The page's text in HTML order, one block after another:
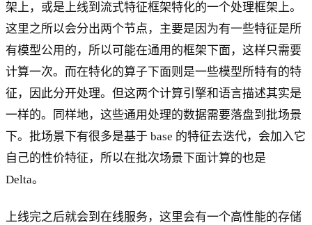
架上，或是上线到流式特征框架特化的一个处理框架上。
这里之所以会分出两个节点，主要是因为有一些特征是所
有模型公用的，所以可能在通用的框架下面，这样只需要
计算一次。而在特化的算子下面则是一些模型所特有的特
征，因此分开处理。但这两个计算引擎和语言描述其实是
一样的。同样地，这些通用处理的数据需要落盘到批场景
下。批场景下有很多是基于 base 的特征去迭代，会加入它
自己的性价特征，所以在批次场景下面计算的也是
Delta。
上线完之后就会到在线服务，这里会有一个高性能的存储